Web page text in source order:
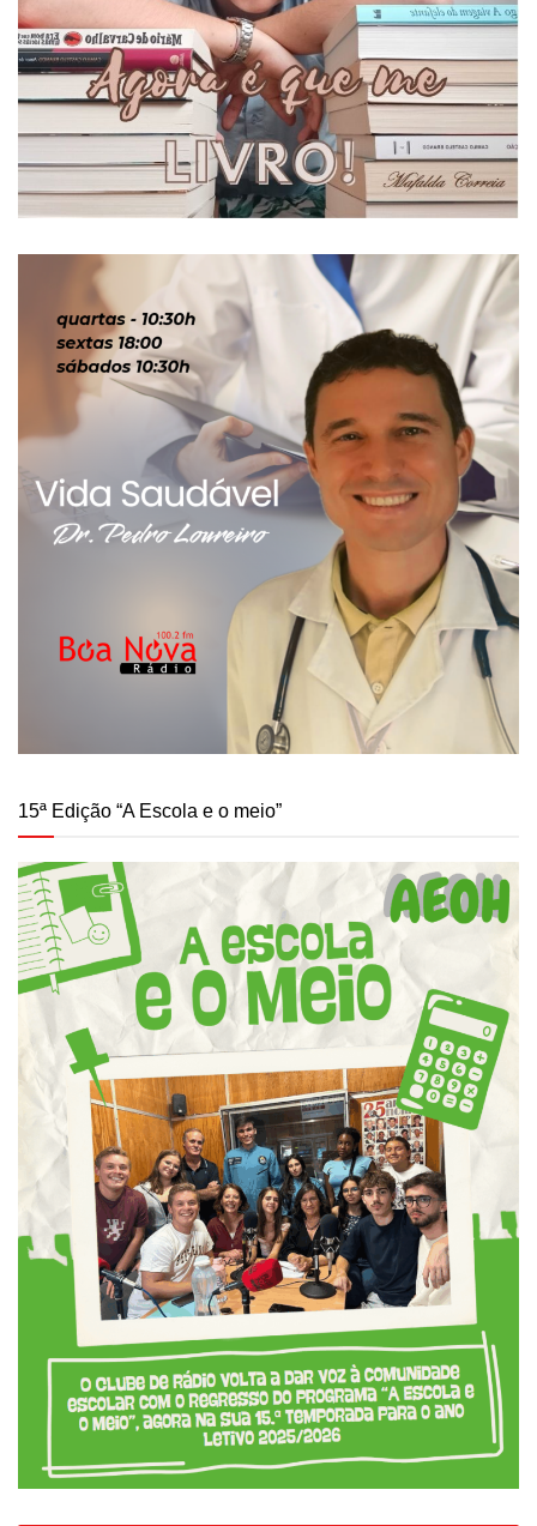
15ª Edição “A Escola e o meio”